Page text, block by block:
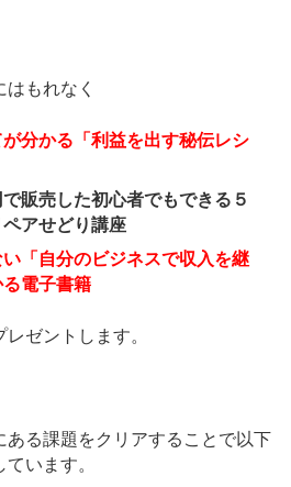
もれなく
分かる「利益を出す秘伝レシ
販売した初心者でもできる５
アせどり講座
「自分のビジネスで収入を継
電子書籍
ゼントします。
ある課題をクリアすることで以下
います。